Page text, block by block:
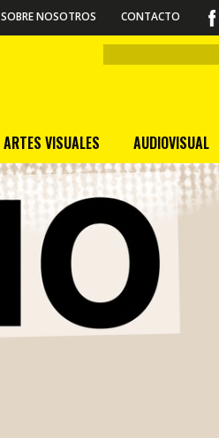
SOBRE NOSOTROS CONTACTO
ARTES VISUALES AUDIOVISUAL